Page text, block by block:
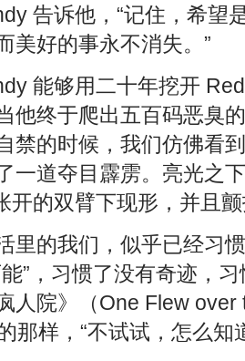
告诉他，“记住，希望
美好的事永不消失。”
能够用二十年挖开 Red
他终于爬出五百码恶臭
禁的时候，我们仿佛看
一道夺目霹雳。亮光之
开的双臂下现形，并且
的我们，似乎已经习惯
”，习惯了没有奇迹，
人院》（One Flew over
那样，“不试试，怎么知